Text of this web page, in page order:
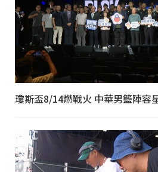
瓊斯盃8/14燃戰火 中華男籃陣容